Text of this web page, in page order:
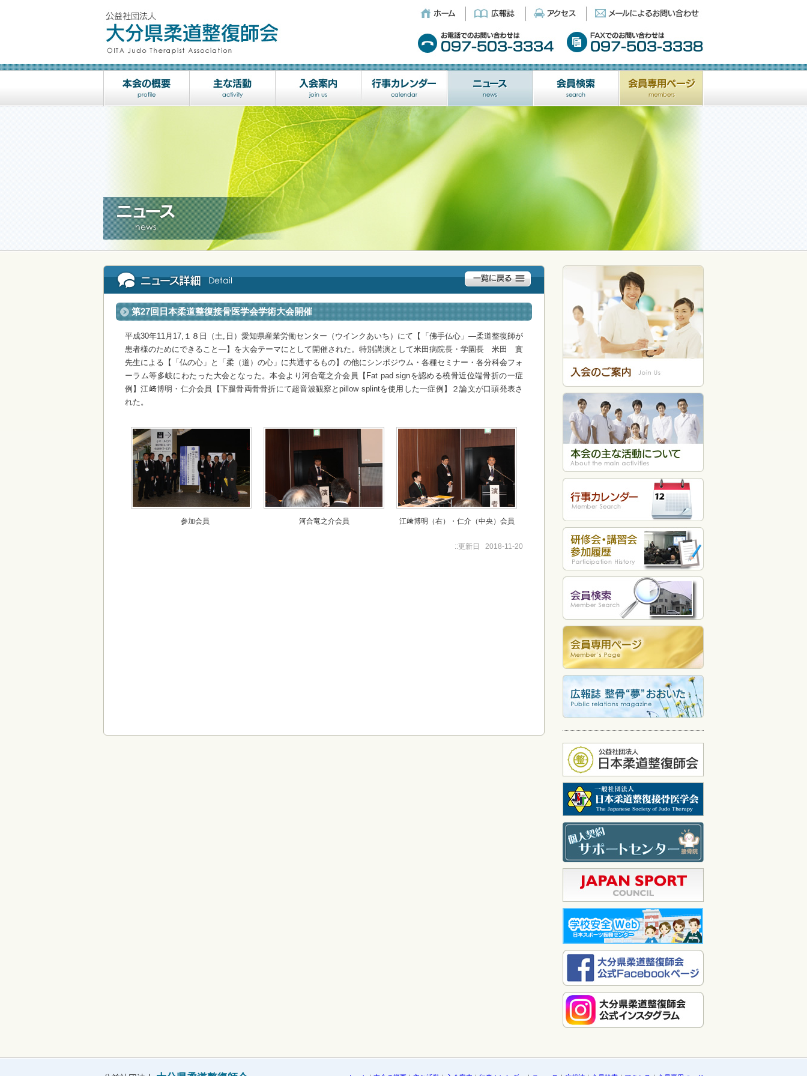
第27回日本柔道整復接骨医学会学術大会開催
平成30年11月17,１８日（土,日）愛知県産業労働センター（ウインクあいち）にて【「佛手仏心」―柔道整復師が
患者様のためにできること―】を大会テーマにとして開催された。特別講演として米田病院長・学園長 米田 實
先生による【「仏の心」と「柔（道）の心」に共通するもの】の他にシンポジウム・各種セミナー・各分科会フォ
ーラム等多岐にわたった大会となった。本会より河合竜之介会員【Fat pad signを認める橈骨近位端骨折の一症
例】江﨑博明・仁介会員【下腿骨両骨骨折にて超音波観察とpillow splintを使用した一症例】２論文が口頭発表さ
れた。
参加会員 河合竜之介会員 江﨑博明（右）・仁介（中央）会員
更新日 2018-11-20